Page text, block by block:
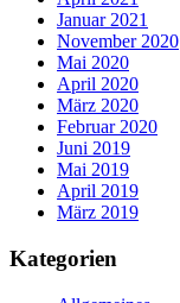
Januar 2021
November 2020
Mai 2020
April 2020
März 2020
Februar 2020
Juni 2019
Mai 2019
April 2019
März 2019
Kategorien